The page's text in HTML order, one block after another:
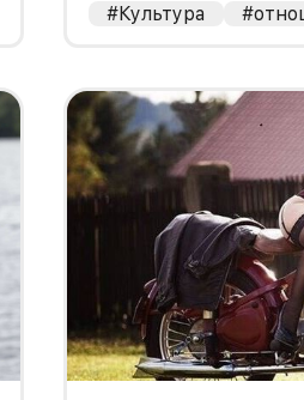
#Культура